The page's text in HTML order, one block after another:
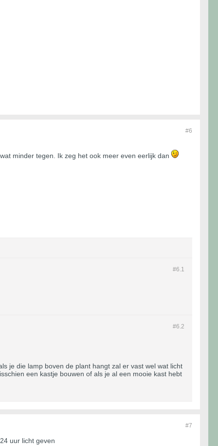
#6
minder tegen. Ik zeg het ook meer even eerlijk dan
#6.1
#6.2
je die lamp boven de plant hangt zal er vast wel wat licht
een kastje bouwen of als je al een mooie kast hebt
#7
uur licht geven